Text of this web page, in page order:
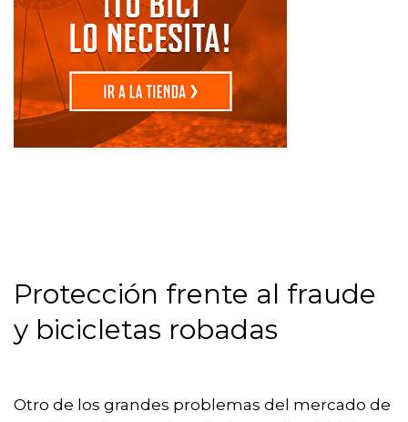
Protección frente al fraude
y bicicletas robadas
Otro de los grandes problemas del mercado de